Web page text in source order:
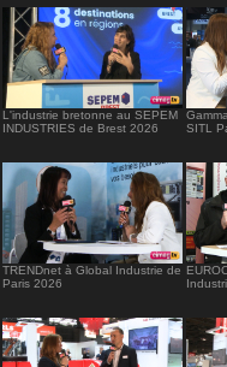
L'industrie bretonne au SEPEM
INDUSTRIES de Brest 2026
SITL
TRENDnet à Global Industrie de
Paris 2026